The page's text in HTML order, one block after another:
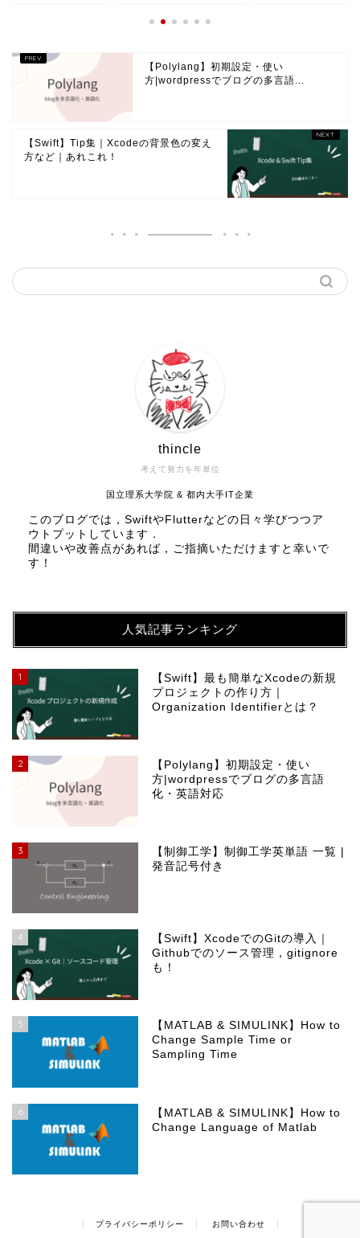
【Polylang】初期設定・使い
方|wordpressでブログの多言語...
【Swift】Tip集｜Xcodeの背景色の変え
方など｜あれこれ！
考えて努力を年単位
thincle
国立理系大学院 & 都内大手IT企業
このブログでは，SwiftやFlutterなどの日々学びつつア
ウトプットしています．
間違いや改善点があれば，ご指摘いただけますと幸いで
す！
人気記事ランキング
1
【Swift】最も簡単なXcodeの新規
プロジェクトの作り方｜
Organization Identifierとは？
2
【Polylang】初期設定・使い
方|wordpressでブログの多言語
化・英語対応
3
【制御工学】制御工学英単語 一覧 |
発音記号付き
4
【Swift】XcodeでのGitの導入｜
Githubでのソース管理，gitignore
も！
5
【MATLAB & SIMULINK】How to
Change Sample Time or
Sampling Time
6
【MATLAB & SIMULINK】How to
Change Language of Matlab
プライバシーポリシー お問い合わせ